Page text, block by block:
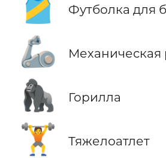
🎽 Футболка для
🦾 Механическая
🦍 Горилла
🏋️ Тяжелоатлет